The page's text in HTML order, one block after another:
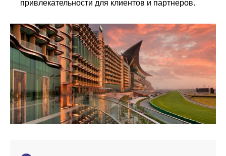
привлекательности для клиентов и партнеров.